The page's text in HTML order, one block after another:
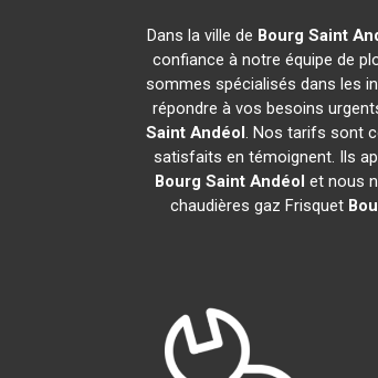
Dans la ville de Bourg Saint
confiance à notre équipe de
sommes spécialisés dans les
répondre à vos besoins
Saint Andéol. Nos tarifs sont
satisfaits en témoignent. Ils
Bourg Saint Andéol et nous
chaudières gaz Frisquet